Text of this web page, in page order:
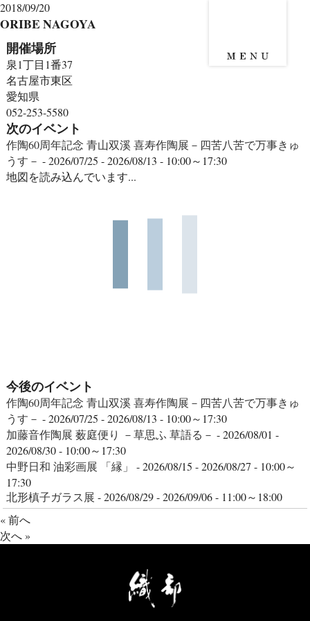
2018/09/20
ORIBE NAGOYA
開催場所
泉1丁目1番37
名古屋市東区
愛知県
052-253-5580
次のイベント
作陶60周年記念 青山双溪 喜寿作陶展－四苦八苦で万事きゅ
うす－ - 2026/07/25 - 2026/08/13 - 10:00～17:30
地図を読み込んでいます...
今後のイベント
作陶60周年記念 青山双溪 喜寿作陶展－四苦八苦で万事きゅ
うす－ - 2026/07/25 - 2026/08/13 - 10:00～17:30
加藤音作陶展 薮庭便り －草思ふ 草語る－ - 2026/08/01 -
2026/08/30 - 10:00～17:30
中野日和 油彩画展 「縁」
- 2026/08/15 - 2026/08/27 - 10:00～
17:30
北形槙子ガラス展 - 2026/08/29 - 2026/09/06 - 11:00～18:00
« 前へ
次へ »